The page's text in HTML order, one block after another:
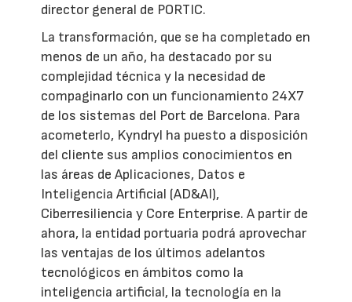
director general de PORTIC.
La transformación, que se ha completado en
menos de un año, ha destacado por su
complejidad técnica y la necesidad de
compaginarlo con un funcionamiento 24X7
de los sistemas del Port de Barcelona. Para
acometerlo, Kyndryl ha puesto a disposición
del cliente sus amplios conocimientos en
las áreas de Aplicaciones, Datos e
Inteligencia Artificial (AD&AI),
Ciberresiliencia y Core Enterprise. A partir de
ahora, la entidad portuaria podrá aprovechar
las ventajas de los últimos adelantos
tecnológicos en ámbitos como la
inteligencia artificial, la tecnología en la